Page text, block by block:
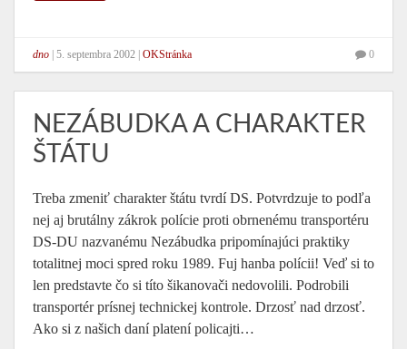
dno 5. septembra 2002 OKStránka 0
NEZÁBUDKA A CHARAKTER
ŠTÁTU
Treba zmeniť charakter štátu tvrdí DS. Potvrdzuje to podľa
nej aj brutálny zákrok polície proti obrnenému transportéru
DS-DU nazvanému Nezábudka pripomínajúci praktiky
totalitnej moci spred roku 1989. Fuj hanba polícii! Veď si to
len predstavte čo si títo šikanovači nedovolili. Podrobili
transportér prísnej technickej kontrole. Drzosť nad drzosť.
Ako si z našich daní platení policajti…